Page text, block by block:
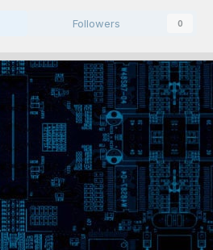
Followers 0